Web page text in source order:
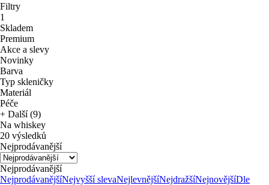
Filtry
1
Skladem
Premium
Akce a slevy
Novinky
Barva
Typ skleničky
Materiál
Péče
+ Další (9)
Na whiskey
20 výsledků
Nejprodávanější
Nejprodávanější
NejprodávanějšíNejvyšší slevaNejlevnějšíNejdražšíNejnovějšíDle